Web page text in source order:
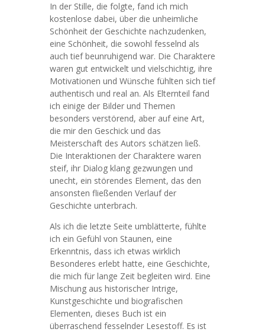
In der Stille, die folgte, fand ich mich
kostenlose dabei, über die unheimliche
Schönheit der Geschichte nachzudenken,
eine Schönheit, die sowohl fesselnd als
auch tief beunruhigend war. Die Charaktere
waren gut entwickelt und vielschichtig, ihre
Motivationen und Wünsche fühlten sich tief
authentisch und real an. Als Elternteil fand
ich einige der Bilder und Themen
besonders verstörend, aber auf eine Art,
die mir den Geschick und das
Meisterschaft des Autors schätzen ließ.
Die Interaktionen der Charaktere waren
steif, ihr Dialog klang gezwungen und
unecht, ein störendes Element, das den
ansonsten fließenden Verlauf der
Geschichte unterbrach.
Als ich die letzte Seite umblätterte, fühlte
ich ein Gefühl von Staunen, eine
Erkenntnis, dass ich etwas wirklich
Besonderes erlebt hatte, eine Geschichte,
die mich für lange Zeit begleiten wird. Eine
Mischung aus historischer Intrige,
Kunstgeschichte und biografischen
Elementen, dieses Buch ist ein
überraschend fesselnder Lesestoff. Es ist